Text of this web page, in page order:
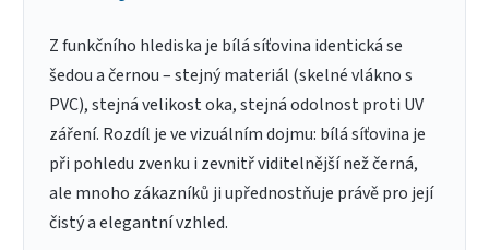
Z funkčního hlediska je bílá síťovina identická se
šedou a černou – stejný materiál (skelné vlákno s
PVC), stejná velikost oka, stejná odolnost proti UV
záření. Rozdíl je ve vizuálním dojmu: bílá síťovina je
při pohledu zvenku i zevnitř viditelnější než černá,
ale mnoho zákazníků ji upřednostňuje právě pro její
čistý a elegantní vzhled.